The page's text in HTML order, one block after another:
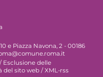
e Piazza Navona, 2 - 00186
/ Esclusione delle
del sito web / XML-rss